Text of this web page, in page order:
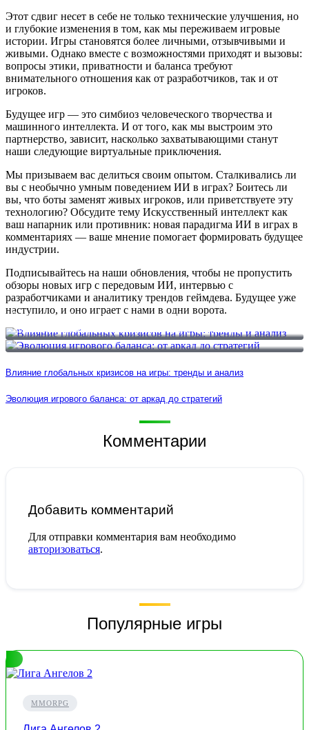
Этот сдвиг несет в себе не только технические улучшения, но
и глубокие изменения в том, как мы переживаем игровые
истории. Игры становятся более личными, отзывчивыми и
живыми. Однако вместе с возможностями приходят и вызовы:
вопросы этики, приватности и баланса требуют
внимательного отношения как от разработчиков, так и от
игроков.
Будущее игр — это симбиоз человеческого творчества и
машинного интеллекта. И от того, как мы выстроим это
партнерство, зависит, насколько захватывающими станут
наши следующие виртуальные приключения.
Мы призываем вас делиться своим опытом. Сталкивались ли
вы с необычно умным поведением ИИ в играх? Боитесь ли
вы, что боты заменят живых игроков, или приветствуете эту
технологию? Обсудите тему Искусственный интеллект как
ваш напарник или противник: новая парадигма ИИ в играх в
комментариях — ваше мнение помогает формировать будущее
индустрии.
Подписывайтесь на наши обновления, чтобы не пропустить
обзоры новых игр с передовым ИИ, интервью с
разработчиками и аналитику трендов геймдева. Будущее уже
наступило, и оно играет с нами в одни ворота.
Влияние глобальных кризисов на игры: тренды и анализ
Эволюция игрового баланса: от аркад до стратегий
Влияние глобальных кризисов на игры: тренды и анализ
Эволюция игрового баланса: от аркад до стратегий
Комментарии
Добавить комментарий
Для отправки комментария вам необходимо
авторизоваться.
Популярные игры
MMORPG